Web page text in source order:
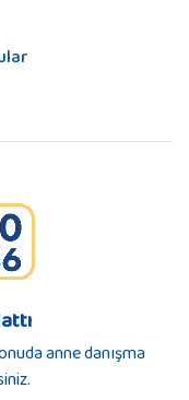
anne danışma